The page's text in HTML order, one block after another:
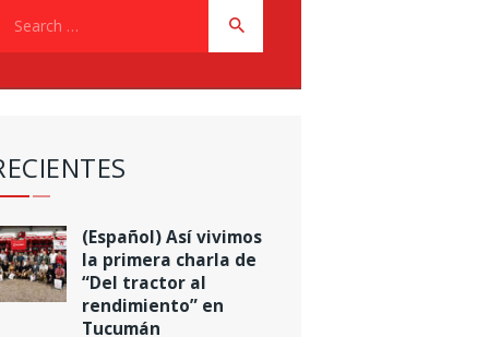
(Español) Así vivimos
la primera charla de
“Del tractor al
rendimiento” en
Tucumán